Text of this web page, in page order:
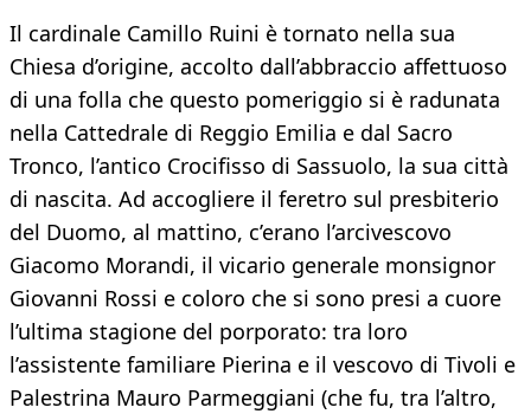
Il cardinale Camillo Ruini è tornato nella sua
Chiesa d’origine, accolto dall’abbraccio affettuoso
di una folla che questo pomeriggio si è radunata
nella Cattedrale di Reggio Emilia e dal Sacro
Tronco, l’antico Crocifisso di Sassuolo, la sua città
di nascita. Ad accogliere il feretro sul presbiterio
del Duomo, al mattino, c’erano l’arcivescovo
Giacomo Morandi, il vicario generale monsignor
Giovanni Rossi e coloro che si sono presi a cuore
l’ultima stagione del porporato: tra loro
l’assistente familiare Pierina e il vescovo di Tivoli e
Palestrina Mauro Parmeggiani (che fu, tra l’altro,